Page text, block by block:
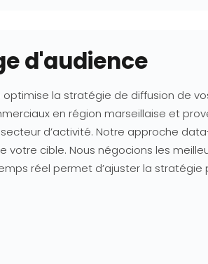
d'audience
la stratégie de diffusion de
en région marseillaise et
d’activité. Notre approche
cible. Nous négocions les
réel permet d’ajuster la